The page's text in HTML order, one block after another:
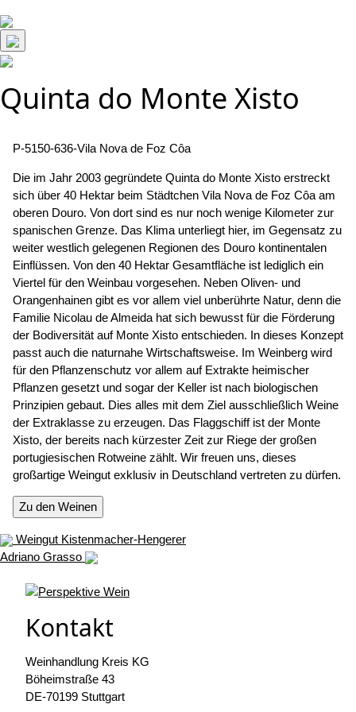
Quinta do Monte Xisto
P-5150-636-Vila Nova de Foz Côa
Die im Jahr 2003 gegründete Quinta do Monte Xisto erstreckt
sich über 40 Hektar beim Städtchen Vila Nova de Foz Côa am
oberen Douro. Von dort sind es nur noch wenige Kilometer zur
spanischen Grenze. Das Klima unterliegt hier, im Gegensatz zu
weiter westlich gelegenen Regionen des Douro kontinentalen
Einflüssen. Von den 40 Hektar Gesamtfläche ist lediglich ein
Viertel für den Weinbau vorgesehen. Neben Oliven- und
Orangenhainen gibt es vor allem viel unberührte Natur, denn die
Familie Nicolau de Almeida hat sich bewusst für die Förderung
der Bodiversität auf Monte Xisto entschieden. In dieses Konzept
passt auch die naturnahe Wirtschaftsweise. Im Weinberg wird
für den Pflanzenschutz vor allem auf Extrakte heimischer
Pflanzen gesetzt und sogar der Keller ist nach biologischen
Prinzipien gebaut. Dies alles mit dem Ziel ausschließlich Weine
der Extraklasse zu erzeugen. Das Flaggschiff ist der Monte
Xisto, der bereits nach kürzester Zeit zur Riege der großen
portugiesischen Rotweine zählt. Wir freuen uns, dieses
großartige Weingut exklusiv in Deutschland vertreten zu dürfen.
Zu den Weinen
Beitragsnavigation
Weingut Kistenmacher-Hengerer
Adriano Grasso
Kontakt
Weinhandlung Kreis KG
Böheimstraße 43
DE-70199 Stuttgart